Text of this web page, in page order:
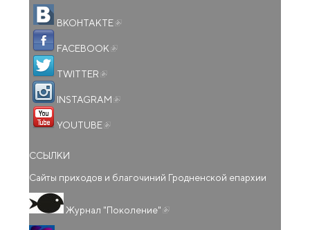
ВКОНТАКТЕ
FACEBOOK
TWITTER
INSTAGRAM
YOUTUBE
ССЫЛКИ
Сайты приходов и благочиний Гродненской епархии
Журнал "Поколение"